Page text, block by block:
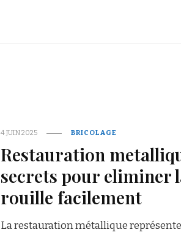
4 JUIN 2025 BRICOLAGE
Restauration
secrets pour eliminer
rouille facilement
La restauration métallique